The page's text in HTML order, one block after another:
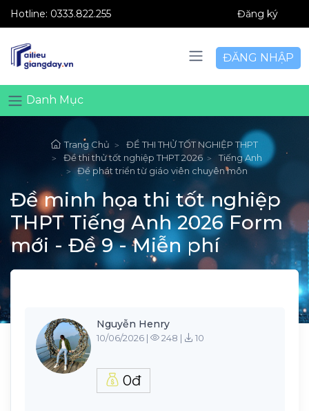
Hotline: 0333.822.255 Đăng ký
ĐĂNG NHẬP
Danh Mục
Trang Chủ
ĐỀ THI THỬ TỐT NGHIỆP THPT
Đề thi thử tốt nghiệp THPT 2026
Tiếng Anh
Đề phát triển từ giáo viên chuyên môn
Đề minh họa thi tốt nghiệp
THPT Tiếng Anh 2026 Form
mới - Đề 9 - Miễn phí
Nguyễn Henry
10/06/2026 | 248 | 10
0đ